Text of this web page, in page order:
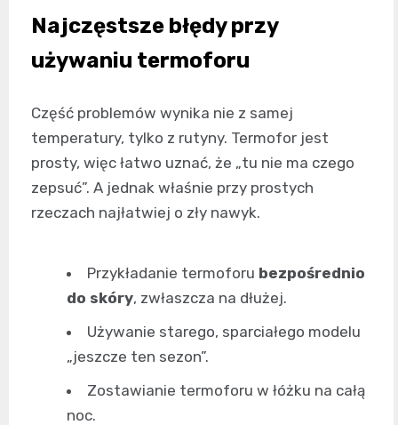
Najczęstsze błędy przy
używaniu termoforu
Część problemów wynika nie z samej
temperatury, tylko z rutyny. Termofor jest
prosty, więc łatwo uznać, że „tu nie ma czego
zepsuć”. A jednak właśnie przy prostych
rzeczach najłatwiej o zły nawyk.
Przykładanie termoforu bezpośrednio
do skóry, zwłaszcza na dłużej.
Używanie starego, sparciałego modelu
„jeszcze ten sezon”.
Zostawianie termoforu w łóżku na całą
noc.